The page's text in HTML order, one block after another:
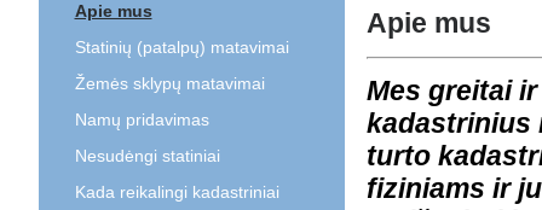
Apie mus
Statinių (patalpų) matavimai
Žemės sklypų matavimai
Namų pridavimas
Nesudėngi statiniai
Kada reikalingi kadastriniai
Apie mus
Mes greitai
kadastrinius
turto
fiziniams ir